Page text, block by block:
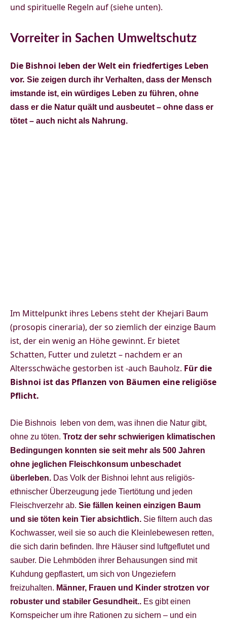
und spirituelle Regeln auf (siehe unten).
Vorreiter in Sachen Umweltschutz
Die Bishnoi leben der Welt ein friedfertiges Leben
vor. Sie zeigen durch ihr Verhalten, dass der Mensch
imstande ist, ein würdiges Leben zu führen, ohne
dass er die Natur quält und ausbeutet – ohne dass er
tötet – auch nicht als Nahrung.
Im Mittelpunkt ihres Lebens steht der Khejari Baum
(prosopis cineraria), der so ziemlich der einzige Baum
ist, der ein wenig an Höhe gewinnt. Er bietet
Schatten, Futter und zuletzt – nachdem er an
Altersschwäche gestorben ist -auch Bauholz. Für die
Bishnoi ist das Pflanzen von Bäumen eine religiöse
Pflicht.
Die Bishnois leben von dem, was ihnen die Natur gibt,
ohne zu töten. Trotz der sehr schwierigen klimatischen
Bedingungen konnten sie seit mehr als 500 Jahren
ohne jeglichen Fleischkonsum unbeschadet
überleben. Das Volk der Bishnoi lehnt aus religiös-
ethnischer Überzeugung jede Tiertötung und jeden
Fleischverzehr ab. Sie fällen keinen einzigen Baum
und sie töten kein Tier absichtlich. Sie filtern auch das
Kochwasser, weil sie so auch die Kleinlebewesen retten,
die sich darin befinden. Ihre Häuser sind luftgeflutet und
sauber. Die Lehmböden ihrer Behausungen sind mit
Kuhdung gepflastert, um sich von Ungeziefern
freizuhalten. Männer, Frauen und Kinder strotzen vor
robuster und stabiler Gesundheit.. Es gibt einen
Kornspeicher um ihre Rationen zu sichern – und ein